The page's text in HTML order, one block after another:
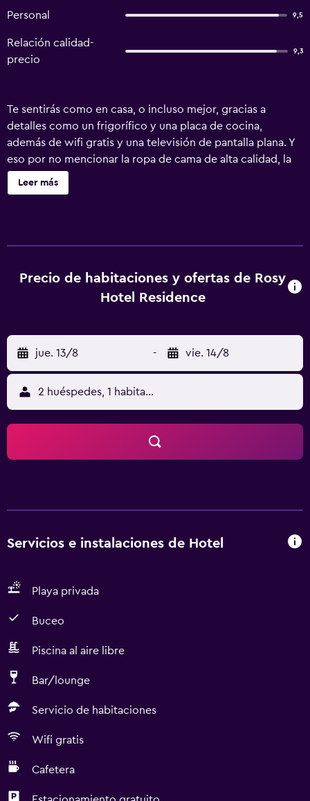
Personal 9,5
Relación calidad-
precio
9,3
Te sentirás como en casa, o incluso mejor, gracias a
detalles como un frigorífico y una placa de cocina,
además de wifi gratis y una televisión de pantalla plana. Y
eso por no mencionar la ropa de cama de alta calidad, la
lavandería, las toallas y los albornoces.
Leer más
Precio de habitaciones y ofertas de Rosy
Hotel Residence
jue. 13/8 - vie. 14/8
2 huéspedes, 1 habitación
Servicios e instalaciones de Hotel
Playa privada
Buceo
Piscina al aire libre
Bar/lounge
Servicio de habitaciones
Wifi gratis
Cafetera